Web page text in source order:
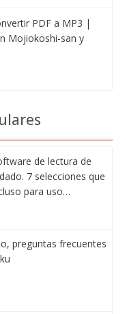
PDF a MP3 |
Mojiokoshi-san y
de lectura de
7 selecciones que
para uso…
preguntas frecuentes